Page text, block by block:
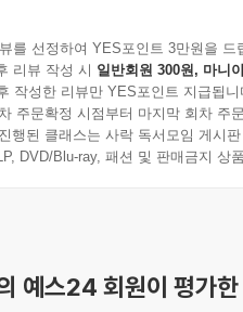
에게 부담과 고통으로 다가온
수밖에 없다. ‘남들만큼만’ 했
을 탓하거나 서로를 원망하며
될 수 있다. 이 상황이 장기화되
이 가족」 중에서
즉 ‘책임Response-Ability’ 은 공
원룸이나 고시원에서 취업 준
로 자리 잡았다.
인프라는 직접 연결되지 않
가장 적은 기회비용으로 식
의 기회비용은 더욱 무겁게 다
을 아껴 ‘성공’하더라도 돌봄
를 선정하여 YES포인트 3만원을 드
리뷰 작성 시 일반회원 300원, 마니
작성한 리뷰만 YES포인트 지급됩니
주문확정 시점부터 마지막 회차 주
행된 클래스는 사락 독서모임 게시
DVD/Blu-ray, 패션 및 판매금지 상
예스24 회원이 평가